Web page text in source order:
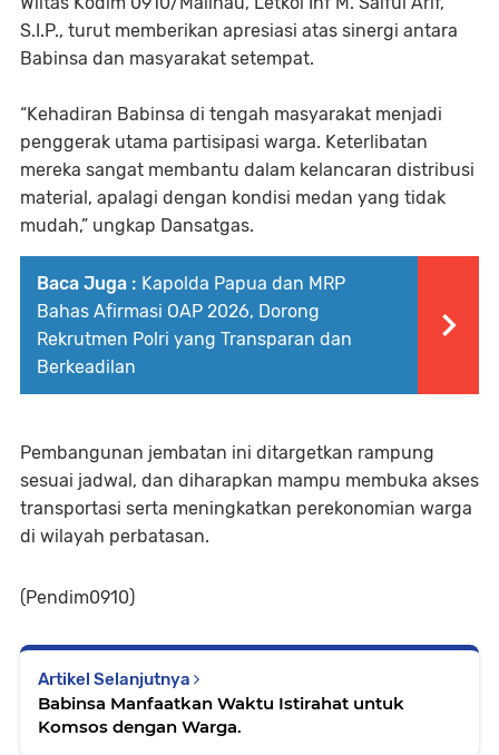
S.I.P., turut memberikan apresiasi atas sinergi antara
Babinsa dan masyarakat setempat.
“Kehadiran Babinsa di tengah masyarakat menjadi
penggerak utama partisipasi warga. Keterlibatan
mereka sangat membantu dalam kelancaran distribusi
material, apalagi dengan kondisi medan yang tidak
mudah,” ungkap Dansatgas.
Baca Juga : Kapolda Papua dan MRP
Bahas Afirmasi OAP 2026, Dorong
Rekrutmen Polri yang Transparan dan
Berkeadilan
Pembangunan jembatan ini ditargetkan rampung
sesuai jadwal, dan diharapkan mampu membuka akses
transportasi serta meningkatkan perekonomian warga
di wilayah perbatasan.
(Pendim0910)
Artikel Selanjutnya
Babinsa Manfaatkan Waktu Istirahat untuk
Komsos dengan Warga.